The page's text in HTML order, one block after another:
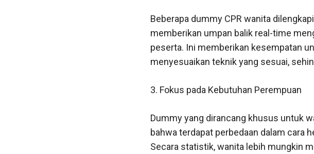
Beberapa dummy CPR wanita
memberikan umpan balik real-time
peserta. Ini memberikan kesempatan
menyesuaikan teknik yang sesuai,
3. Fokus pada Kebutuhan Perempuan
Dummy yang dirancang khusus untuk
bahwa terdapat perbedaan dalam cara
Secara statistik, wanita lebih mungkin